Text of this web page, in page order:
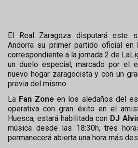
El Real Zaragoza disputará este
Andorra su primer partido oficial en
correspondiente a la jornada 2 de
un duelo especial, marcado por el
nuevo hogar zaragocista y con un
previa del mismo.
La Fan Zoneen los aledaños del
operativa con gran éxito en el
Huesca, estará habilitada con DJ
música desde las 18:30h, tres
permanecerá abierta una hora más